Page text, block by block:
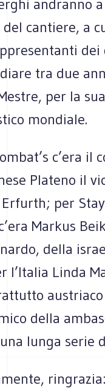
andranno
del cantiere, a
tra due
per la
mondiale.
c’era il
Plateno il
per
Markus
della
l’Italia Linda
della
lunga serie